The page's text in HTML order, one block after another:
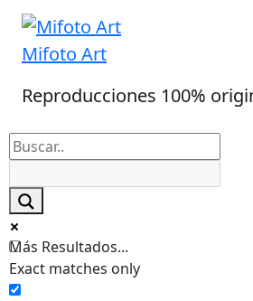
Skip
content
Mifoto Art
Reproducciones 100%
Más Resultados...
Exact matches only